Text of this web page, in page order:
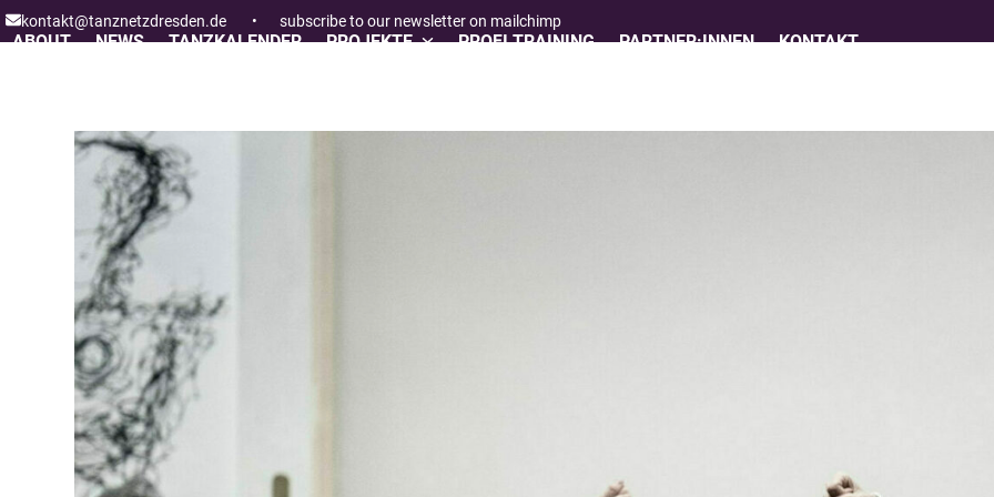
Skip
to
kontakt@tanznetzdresden.de • subscribe to our newsletter on mailchimp
ABOUT NEWS TANZKALENDER PROJEKTE PROFI TRAINING PARTNER:INNEN KONTAKT